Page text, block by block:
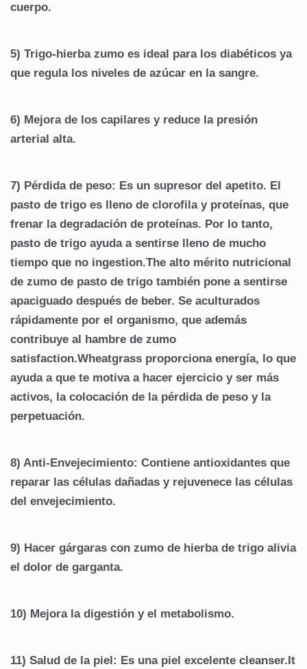
cuerpo.
5) Trigo-hierba zumo es ideal para los diabéticos ya
que regula los niveles de azúcar en la sangre.
6) Mejora de los capilares y reduce la presión
arterial alta.
7) Pérdida de peso: Es un supresor del apetito. El
pasto de trigo es lleno de clorofila y proteínas, que
frenar la degradación de proteínas. Por lo tanto,
pasto de trigo ayuda a sentirse lleno de mucho
tiempo que no ingestion.The alto mérito nutricional
de zumo de pasto de trigo también pone a sentirse
apaciguado después de beber. Se aculturados
rápidamente por el organismo, que además
contribuye al hambre de zumo
satisfaction.Wheatgrass proporciona energía, lo que
ayuda a que te motiva a hacer ejercicio y ser más
activos, la colocación de la pérdida de peso y la
perpetuación.
8) Anti-Envejecimiento: Contiene antioxidantes que
reparar las células dañadas y rejuvenece las células
del envejecimiento.
9) Hacer gárgaras con zumo de hierba de trigo alivia
el dolor de garganta.
10) Mejora la digestión y el metabolismo.
11) Salud de la piel: Es una piel excelente cleanser.It